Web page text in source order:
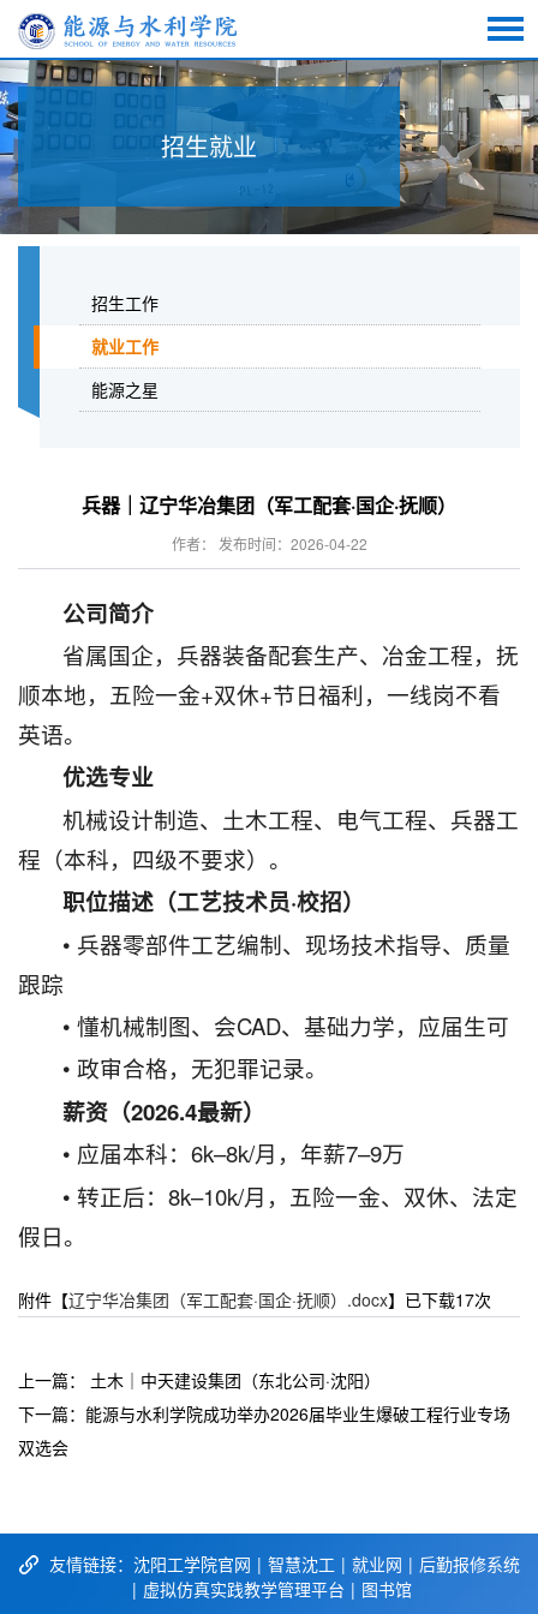
招生就业
招生工作
就业工作
能源之星
兵器｜辽宁华冶集团（军工配套·国企·抚顺）
作者： 发布时间：2026-04-22
公司简介
省属国企，兵器装备配套生产、冶金工程，抚
顺本地，五险一金+双休+节日福利，一线岗不看
英语。
优选专业
机械设计制造、土木工程、电气工程、兵器工
程（本科，四级不要求）。
职位描述（工艺技术员·校招）
• 兵器零部件工艺编制、现场技术指导、质量
跟踪
• 懂机械制图、会CAD、基础力学，应届生可
• 政审合格，无犯罪记录。
薪资（2026.4最新）
• 应届本科：6k–8k/月，年薪7–9万
• 转正后：8k–10k/月，五险一金、双休、法定
假日。
附件【辽宁华冶集团（军工配套·国企·抚顺）.docx】已下载17次
上一篇： 土木｜中天建设集团（东北公司·沈阳）
下一篇： 能源与水利学院成功举办2026届毕业生爆破工程行业专场
双选会
友情链接： 沈阳工学院官网 | 智慧沈工 | 就业网 | 后勤报修系统
| 虚拟仿真实践教学管理平台 | 图书馆